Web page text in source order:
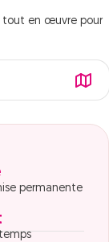
tout en œuvre pour
permanente